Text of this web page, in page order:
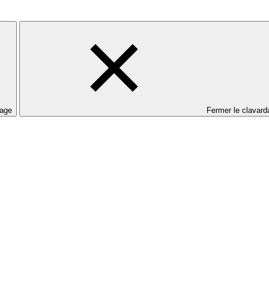
Fermer le